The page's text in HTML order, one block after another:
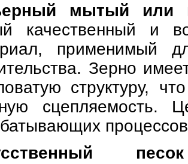
мытый или
качественный и
применимый
Зерно
структуру,
сцепляемость.
песок